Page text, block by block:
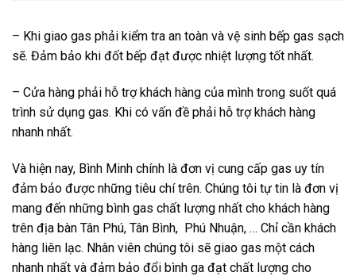
– Khi giao gas phải kiểm tra an toàn và vệ sinh bếp gas sạch
sẽ. Đảm bảo khi đốt bếp đạt được nhiệt lượng tốt nhất.
– Cửa hàng phải hỗ trợ khách hàng của mình trong suốt quá
trình sử dụng gas. Khi có vấn đề phải hỗ trợ khách hàng
nhanh nhất.
Và hiện nay, Bình Minh chính là đơn vị cung cấp gas uy tín
đảm bảo được những tiêu chí trên. Chúng tôi tự tin là đơn vị
mang đến những bình gas chất lượng nhất cho khách hàng
trên địa bàn Tân Phú, Tân Bình, Phú Nhuận, … Chỉ cần khách
hàng liên lạc. Nhân viên chúng tôi sẽ giao gas một cách
nhanh nhất và đảm bảo đổi bình ga đạt chất lượng cho